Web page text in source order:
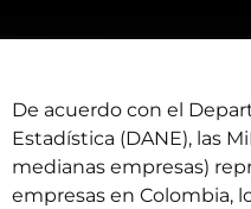
De acuerdo con el
Estadística (DANE), las
medianas empresas)
empresas en Colombia,